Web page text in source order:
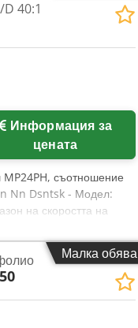
40:1
цената
съотношение
Nn Dsntsk - Модел:
на скоростта на
- Максимална
цилиндъра:
чрез нагревателни
на цилиндъра Включва:
материали с
Малка обява